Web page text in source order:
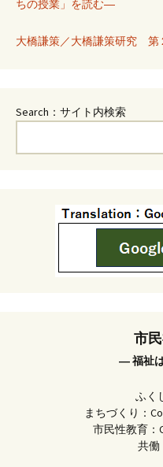
ちの授業」を読む―
大橋謙策／大橋謙策研究 第
Search：サイト内検索
市
― 福祉
ふく
まちづくり：
市民性教育：
共働